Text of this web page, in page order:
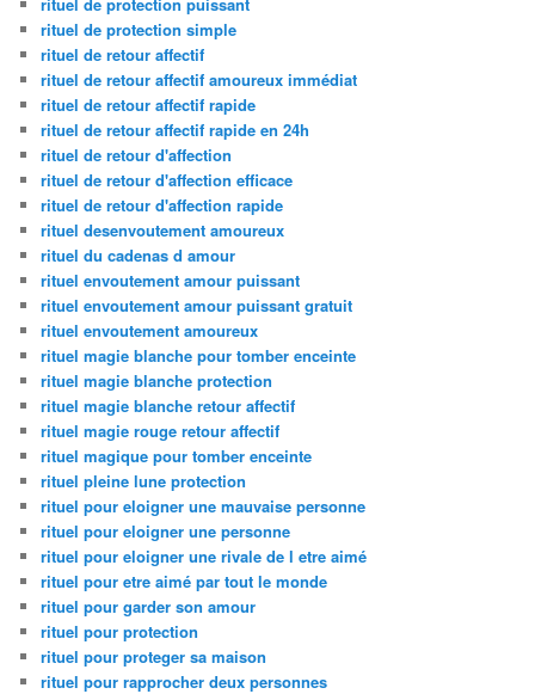
rituel de protection simple
rituel de retour affectif
rituel de retour affectif amoureux immédiat
rituel de retour affectif rapide
rituel de retour affectif rapide en 24h
rituel de retour d'affection
rituel de retour d'affection efficace
rituel de retour d'affection rapide
rituel desenvoutement amoureux
rituel du cadenas d amour
rituel envoutement amour puissant
rituel envoutement amour puissant gratuit
rituel envoutement amoureux
rituel magie blanche pour tomber enceinte
rituel magie blanche protection
rituel magie blanche retour affectif
rituel magie rouge retour affectif
rituel magique pour tomber enceinte
rituel pleine lune protection
rituel pour eloigner une mauvaise personne
rituel pour eloigner une personne
rituel pour eloigner une rivale de l etre aimé
rituel pour etre aimé par tout le monde
rituel pour garder son amour
rituel pour protection
rituel pour proteger sa maison
rituel pour rapprocher deux personnes